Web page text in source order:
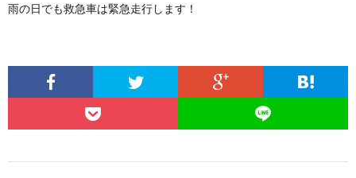
雨の日でも救急車は緊急走行します！